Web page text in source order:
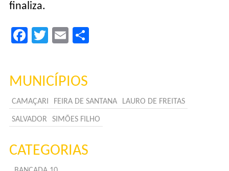
finaliza.
Facebook
TwitterEmail
MUNICÍPIOS
CAMAÇARI FEIRA DE SANTANA LAURO DE FREITAS
SALVADOR SIMÕES FILHO
CATEGORIAS